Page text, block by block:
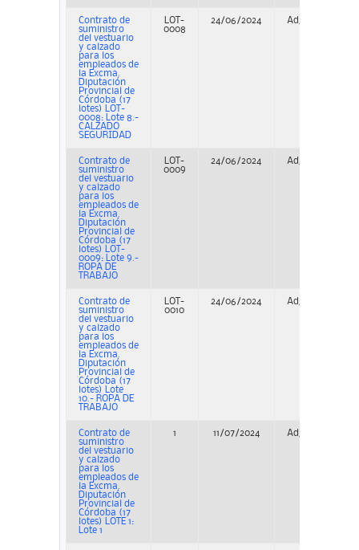
Contrato de
suministro
del vestuario
y calzado
para los
empleados de
la Excma.
Diputación
Provincial de
Córdoba (17
lotes) LOT-
0008: Lote 8.-
CALZADO
SEGURIDAD
LOT-
0008
24/06/2024 Adjudicación
Contrato de
suministro
del vestuario
y calzado
para los
empleados de
la Excma.
Diputación
Provincial de
Córdoba (17
lotes) LOT-
0009: Lote 9.-
ROPA DE
TRABAJO
LOT-
0009
24/06/2024 Adjudicación
Contrato de
suministro
del vestuario
y calzado
para los
empleados de
la Excma.
Diputación
Provincial de
Córdoba (17
lotes) Lote
10.- ROPA DE
TRABAJO
LOT-
0010
24/06/2024 Adjudicación
Contrato de
suministro
del vestuario
y calzado
para los
empleados de
la Excma.
Diputación
Provincial de
Córdoba (17
lotes) LOTE 1:
Lote 1
1 11/07/2024 Adjudicación